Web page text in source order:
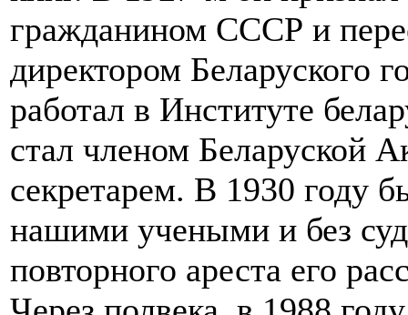
гражданином СССР и
директором Беларуского
работал в Институте
стал членом Беларуской
секретарем. В 1930 году
нашими учеными и без
повторного ареста его